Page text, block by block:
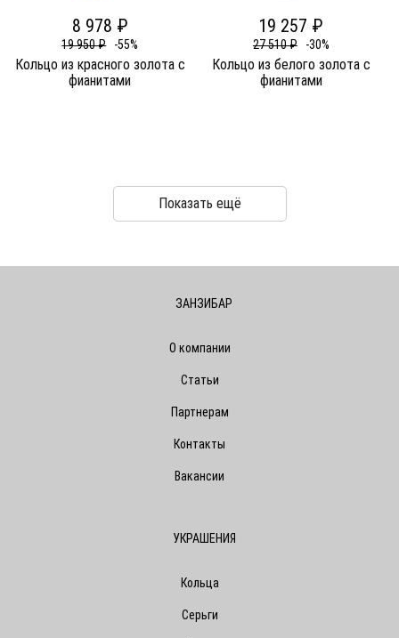
8 978 ₽
19 950 ₽ -55%
Кольцо из красного золота c
фианитами
19 257 ₽
27 510 ₽ -30%
Кольцо из белого золота c
фианитами
Показать ещё
ЗАНЗИБАР
О компании
Статьи
Партнерам
Контакты
Вакансии
УКРАШЕНИЯ
Кольца
Серьги